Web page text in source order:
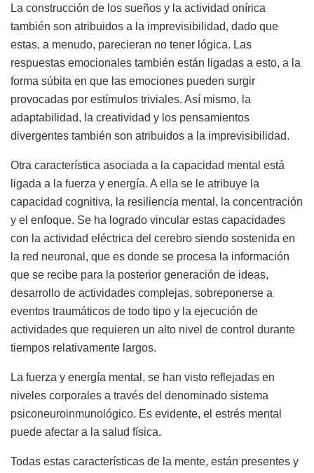
La construcción de los sueños y la actividad onírica
también son atribuidos a la imprevisibilidad, dado que
estas, a menudo, parecieran no tener lógica. Las
respuestas emocionales también están ligadas a esto, a la
forma súbita en que las emociones pueden surgir
provocadas por estímulos triviales. Así mismo, la
adaptabilidad, la creatividad y los pensamientos
divergentes también son atribuidos a la imprevisibilidad.
Otra característica asociada a la capacidad mental está
ligada a la fuerza y energía. A ella se le atribuye la
capacidad cognitiva, la resiliencia mental, la concentración
y el enfoque. Se ha logrado vincular estas capacidades
con la actividad eléctrica del cerebro siendo sostenida en
la red neuronal, que es donde se procesa la información
que se recibe para la posterior generación de ideas,
desarrollo de actividades complejas, sobreponerse a
eventos traumáticos de todo tipo y la ejecución de
actividades que requieren un alto nivel de control durante
tiempos relativamente largos.
La fuerza y energía mental, se han visto reflejadas en
niveles corporales a través del denominado sistema
psiconeuroinmunológico. Es evidente, el estrés mental
puede afectar a la salud física.
Todas estas características de la mente, están presentes y